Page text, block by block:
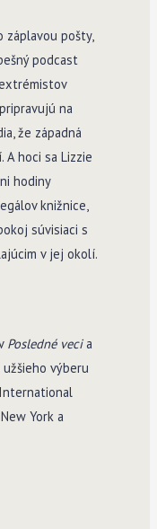
pošty,
podcast
na
že západná
A hoci sa Lizzie
hodiny
knižnice,
súvisiaci s
v jej okolí.
Posledné vecia
výberu
York a